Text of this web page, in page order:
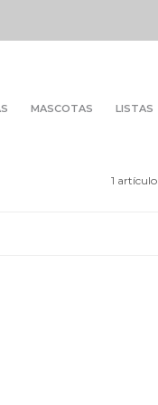
MASCOTAS LISTAS
1 artículo